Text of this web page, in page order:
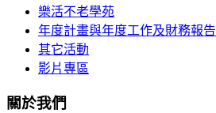
樂活不老學苑
年度計畫與年度工作及財務報告
其它活動
影片專區
關於我們